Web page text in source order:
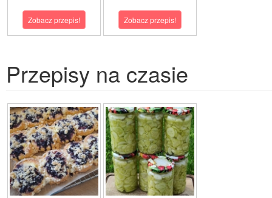
Zobacz przepis! Zobacz przepis!
Przepisy na czasie